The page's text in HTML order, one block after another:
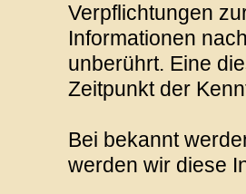
Verpflichtungen
Informationen
unberührt. Eine
Zeitpunkt der
Bei bekannt
werden wir diese